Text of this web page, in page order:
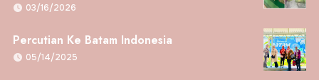
03/16/2026
Percutian Ke Batam Indonesia
05/14/2025